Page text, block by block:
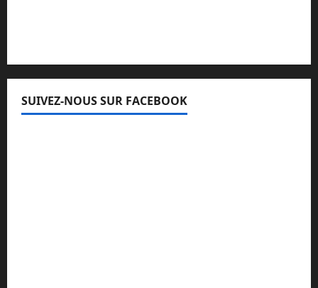
SUIVEZ-NOUS SUR FACEBOOK